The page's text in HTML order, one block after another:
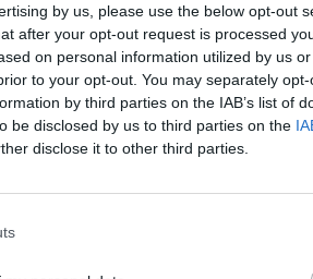
by us, please use the below opt-out
after your opt-out request is processed
on personal information utilized by us
to your opt-out. You may separately
by third parties on the IAB’s list of
be disclosed by us to third parties on the
disclose it to other third parties.